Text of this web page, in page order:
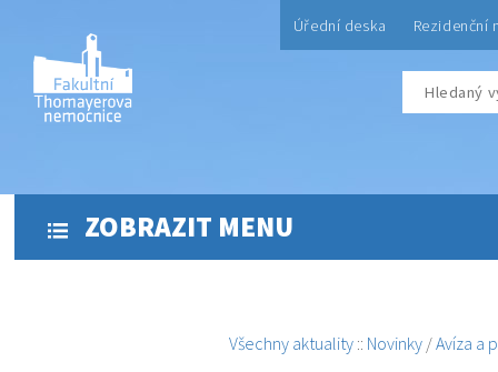
Úřední deska Rezidenční
ZOBRAZIT MENU
Všechny aktuality :: Novinky /Avíza a